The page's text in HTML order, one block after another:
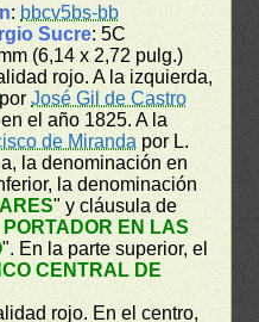
: bbcv5bs-bb
Sucre: 5C
(6,14 x 2,72 pulg.)
rojo. A la izquierda,
José Gil de Castro
el año 1825. A la
de Miranda por L.
la denominación en
la denominación
" y cláusula de
EN LAS
". En la parte superior, el
CENTRAL DE
rojo. En el centro,